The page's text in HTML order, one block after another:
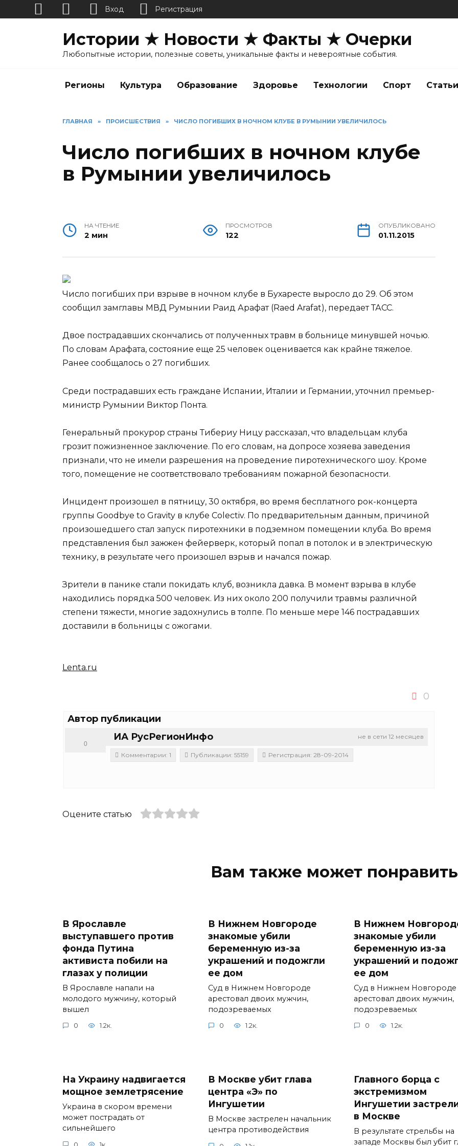
Истории ★ Новости ★ Факты ★ Очерки
Любопытные истории, полезные советы, уникальные факты и невероятные события.
Регионы Культура Образование Здоровье Технологии Спорт Статьи
ГЛАВНАЯ » ПРОИСШЕСТВИЯ » ЧИСЛО ПОГИБШИХ В НОЧНОМ КЛУБЕ В РУМЫНИИ УВЕЛИЧИЛОСЬ
Число погибших в ночном клубе
в Румынии увеличилось
НА ЧТЕНИЕ
2 мин
ПРОСМОТРОВ
122
ОПУБЛИКОВАНО
01.11.2015
Число погибших при взрыве в ночном клубе в Бухаресте выросло до 29. Об этом
сообщил замглавы МВД Румынии Раид Арафат (Raed Arafat), передает ТАСС.
Двое пострадавших скончались от полученных травм в больнице минувшей ночью.
По словам Арафата, состояние еще 25 человек оценивается как крайне тяжелое.
Ранее сообщалось о 27 погибших.
Среди пострадавших есть граждане Испании, Италии и Германии, уточнил премьер-
министр Румынии Виктор Понта.
Генеральный прокурор страны Тибериу Ницу рассказал, что владельцам клуба
грозит пожизненное заключение. По его словам, на допросе хозяева заведения
признали, что не имели разрешения на проведение пиротехнического шоу. Кроме
того, помещение не соответствовало требованиям пожарной безопасности.
Инцидент произошел в пятницу, 30 октября, во время бесплатного рок-концерта
группы Goodbye to Gravity в клубе Colectiv. По предварительным данным, причиной
произошедшего стал запуск пиротехники в подземном помещении клуба. Во время
представления был зажжен фейерверк, который попал в потолок и в электрическую
технику, в результате чего произошел взрыв и начался пожар.
Зрители в панике стали покидать клуб, возникла давка. В момент взрыва в клубе
находились порядка 500 человек. Из них около 200 получили травмы различной
степени тяжести, многие задохнулись в толпе. По меньше мере 146 пострадавших
доставили в больницы с ожогами.
Lenta.ru
0
Автор публикации
не в сети 12 месяцев
ИА РусРегионИнфо
0
Комментарии: 1 Публикации: 55159 Регистрация: 28-09-2014
Оцените статью
Вам также может
В Ярославле
выступавшего против
фонда Путина
активиста побили на
глазах у полиции
В Ярославле напали на
молодого мужчину, который
вышел
0 1.2к.
В Нижнем Новгороде
знакомые убили
беременную из-за
украшений и подожгли
ее дом
Суд в Нижнем Новгороде
арестовал двоих мужчин,
подозреваемых
0 1.2к.
В Нижнем
знакомые убили
беременную из-за
украшений и
ее дом
Суд в Нижнем Новгороде
арестовал двоих мужчин,
подозреваемых
0 1.2к.
На Украину надвигается
мощное землетрясение
Украина в скором времени
может пострадать от
сильнейшего
В Москве убит глава
центра «Э» по
Ингушетии
В Москве застрелен начальник
центра противодействия
Главного борца с
экстремизмом
Ингушетии
в Москве
В результате стрельбы на
западе Москвы был убит
Вход Регистрация